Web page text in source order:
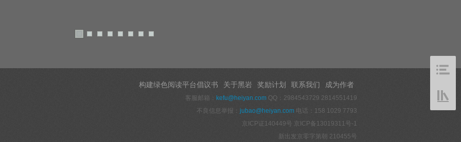
构建绿色阅读平台倡议书 关于黑岩 奖励计划 联系我们 成为作者
客服邮箱： kefu@heiyan.com QQ：2984543729 2814551419
不良信息举报： jubao@heiyan.com 电话：158 1029 7793
京ICP证140449号 京ICP备13019311号-1
新出发京零字第朝 210455号